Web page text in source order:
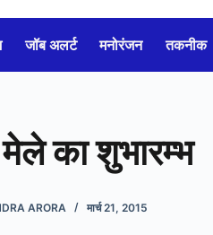
जॉब अलर्ट मनोरंजन तकनीक
का शुभारम्भ
ARORA मार्च 21, 2015